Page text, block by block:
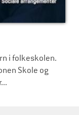
i folkeskolen.
Skole og